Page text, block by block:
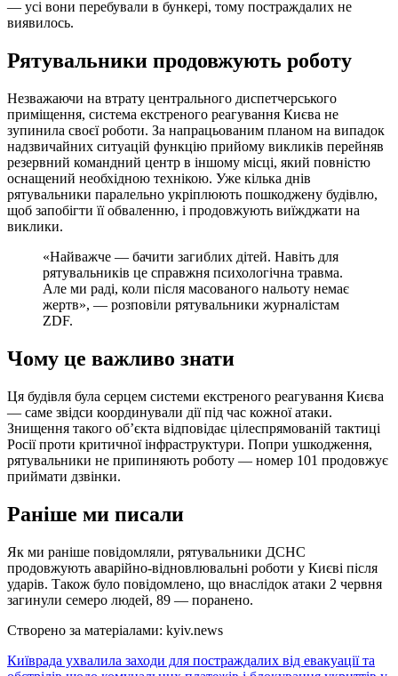
— усі вони перебували в бункері, тому постраждалих не
виявилось.
Рятувальники продовжують роботу
Незважаючи на втрату центрального диспетчерського
приміщення, система екстреного реагування Києва не
зупинила своєї роботи. За напрацьованим планом на випадок
надзвичайних ситуацій функцію прийому викликів перейняв
резервний командний центр в іншому місці, який повністю
оснащений необхідною технікою. Уже кілька днів
рятувальники паралельно укріплюють пошкоджену будівлю,
щоб запобігти її обваленню, і продовжують виїжджати на
виклики.
«Найважче — бачити загиблих дітей. Навіть для
рятувальників це справжня психологічна травма.
Але ми раді, коли після масованого нальоту немає
жертв», — розповіли рятувальники журналістам
ZDF.
Чому це важливо знати
Ця будівля була серцем системи екстреного реагування Києва
— саме звідси координували дії під час кожної атаки.
Знищення такого об’єкта відповідає цілеспрямованій тактиці
Росії проти критичної інфраструктури. Попри ушкодження,
рятувальники не припиняють роботу — номер 101 продовжує
приймати дзвінки.
Раніше ми писали
Як ми раніше повідомляли, рятувальники ДСНС
продовжують аварійно-відновлювальні роботи у Києві після
ударів. Також було повідомлено, що внаслідок атаки 2 червня
загинули семеро людей, 89 — поранено.
Створено за матеріалами: kyiv.news
Навігація
Київрада ухвалила заходи для постраждалих від евакуації та